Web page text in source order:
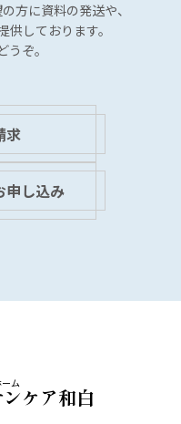
方に資料の発送や、
供しております。
ぞ。
求
申し込み
ム
ケア和白